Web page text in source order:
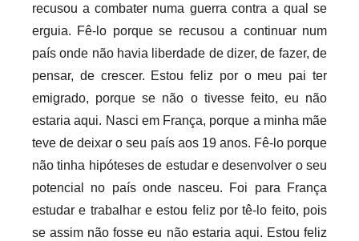
l
e
x
i
v
e
i
s
recusou a combater numa guerra contra a qual se
erguia. Fê-lo porque se recusou a continuar num
país onde não havia liberdade de dizer, de fazer, de
pensar, de crescer. Estou feliz por o meu pai ter
emigrado, porque se não o tivesse feito, eu não
estaria aqui. Nasci em França, porque a minha mãe
teve de deixar o seu país aos 19 anos. Fê-lo porque
não tinha hipóteses de estudar e desenvolver o seu
potencial no país onde nasceu. Foi para França
estudar e trabalhar e estou feliz por tê-lo feito, pois
se assim não fosse eu não estaria aqui. Estou feliz